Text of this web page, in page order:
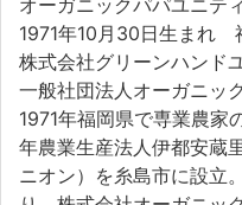
オーガニックパパユニ
1971年10月30日生まれ
株式会社グリーンハン
一般社団法人オーガニ
1971年福岡県で専業農家
年農業生産法人伊都安蔵
ニオン）を糸島市に設立